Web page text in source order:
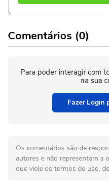
Comentários (0)
Para poder interagir com
na sua
Fazer Login
Os comentários são de
autores e não representam a
que viole os termos de uso,